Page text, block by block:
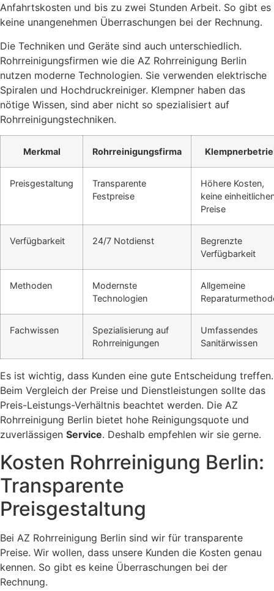
Anfahrtskosten und bis zu zwei Stunden Arbeit. So gibt es
keine unangenehmen Überraschungen bei der Rechnung.
Die Techniken und Geräte sind auch unterschiedlich.
Rohrreinigungsfirmen wie die AZ Rohrreinigung Berlin
nutzen moderne Technologien. Sie verwenden elektrische
Spiralen und Hochdruckreiniger. Klempner haben das
nötige Wissen, sind aber nicht so spezialisiert auf
Rohrreinigungstechniken.
Merkmal Rohrreinigungsfirma
Preisgestaltung
Transparente
Festpreise
Höhere Kosten,
keine
Preise
Verfügbarkeit 24/7 Notdienst
Begrenzte
Verfügbarkeit
Methoden
Modernste
Technologien
Allgemeine
Fachwissen
Spezialisierung auf
Rohrreinigungen
Umfassendes
Sanitärwissen
Es ist wichtig, dass Kunden eine gute Entscheidung treffen.
Beim Vergleich der Preise und Dienstleistungen sollte das
Preis-Leistungs-Verhältnis beachtet werden. Die AZ
Rohrreinigung Berlin bietet hohe Reinigungsquote und
zuverlässigen Service. Deshalb empfehlen wir sie gerne.
Kosten Rohrreinigung Berlin:
Transparente
Preisgestaltung
Bei AZ Rohrreinigung Berlin sind wir für transparente
Preise. Wir wollen, dass unsere Kunden die Kosten genau
kennen. So gibt es keine Überraschungen bei der
Rechnung.